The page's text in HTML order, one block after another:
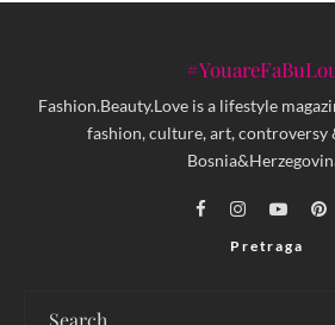
Fashion.Beauty.Love is a lifestyle
fashion, culture, art, controversy
Pretraga